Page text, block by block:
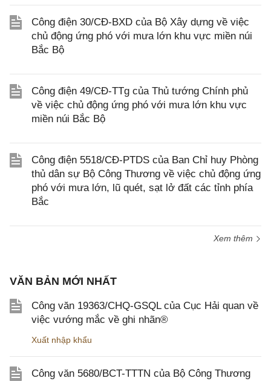
Công điện 30/CĐ-BXD của Bộ Xây dựng về việc
chủ động ứng phó với mưa lớn khu vực miền núi
Bắc Bộ
Công điện 49/CĐ-TTg của Thủ tướng Chính phủ
về việc chủ động ứng phó với mưa lớn khu vực
miền núi Bắc Bộ
Công điện 5518/CĐ-PTDS của Ban Chỉ huy Phòng
thủ dân sự Bộ Công Thương về việc chủ động ứng
phó với mưa lớn, lũ quét, sạt lở đất các tỉnh phía
Bắc
Xem thêm
VĂN BẢN MỚI NHẤT
Công văn 19363/CHQ-GSQL của Cục Hải quan về
việc vướng mắc về ghi nhãn®
Xuất nhập khẩu
Công văn 5680/BCT-TTTN của Bộ Công Thương